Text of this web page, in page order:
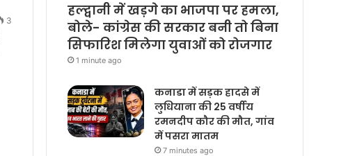
3
हल्द्वानी में खड़गे का भाजपा पर हमला,
बोले- कांग्रेस की सरकार बनी तो बिना
सिफारिश मिलेगा युवाओं को रोजगार
1 minute ago
कनाडा में सड़क हादसे में
लुधियाना की 25 वर्षीय
रमनदीप कौर की मौत, गांव
में पसरा मातम
7 minutes ago